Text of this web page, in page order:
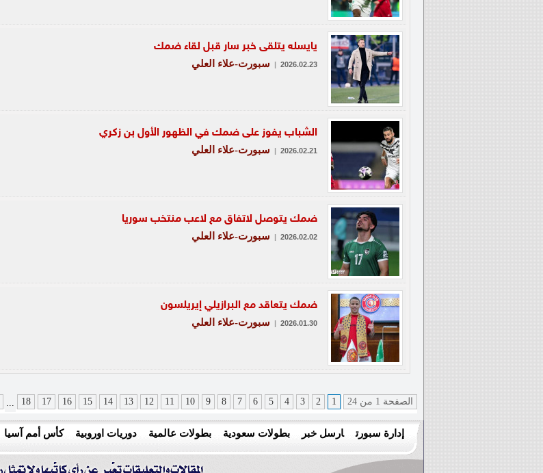
يايسله يتلقى خبر سار قبل لقاء ضمك
2026.02.23
| سبورت-علاء العلي
الشباب يفوز على ضمك في الظهور الأول بن زكري
2026.02.21
| سبورت-علاء العلي
ضمك يتوصل لاتفاق مع لاعب منتخب سوريا
2026.02.02
| سبورت-علاء العلي
ضمك يتعاقد مع البرازيلي إيريلسون
2026.01.30
| سبورت-علاء العلي
الصفحة 1 من 24 1
2
3
4
5
6
7
8
9
10
11
12
13
14
15
16
17
18
...
إدارة سبورت ارسل خبر بطولات سعودية بطولات عالمية دوريات اوروبية كأس أمم آسيا